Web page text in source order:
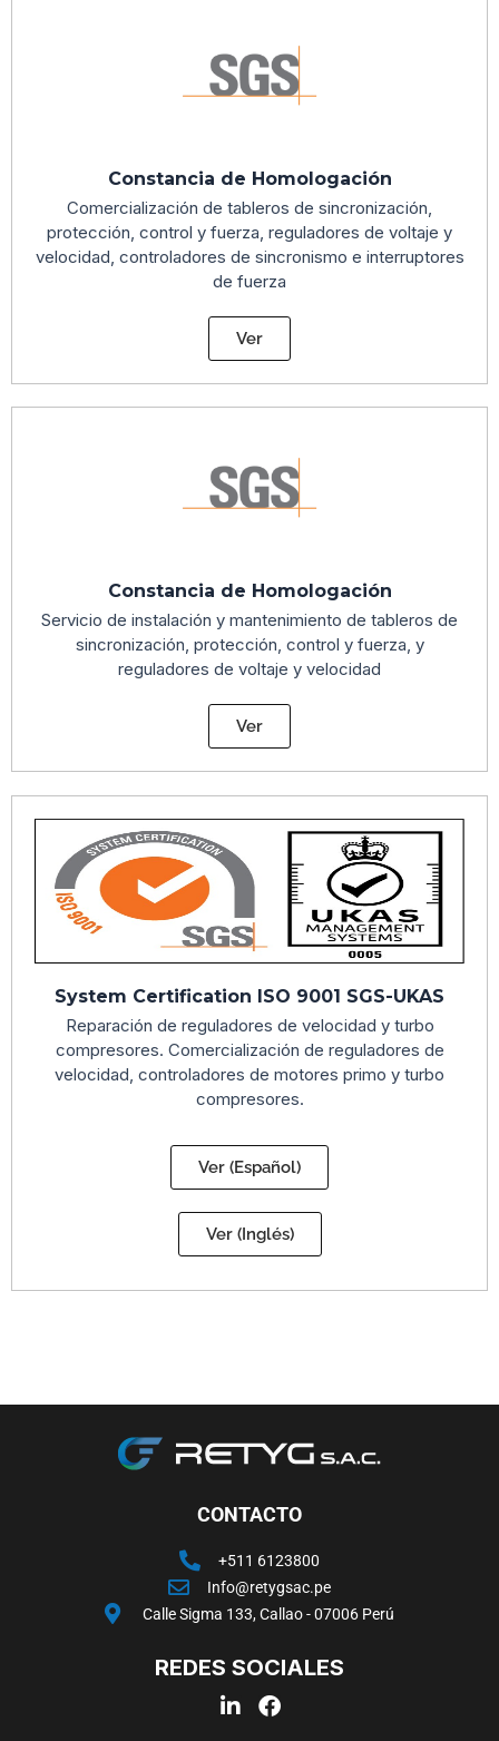
Constancia de Homologación
Comercialización de tableros de sincronización,
protección, control y fuerza, reguladores de voltaje y
velocidad, controladores de sincronismo e interruptores
de fuerza
Ver
Constancia de Homologación
Servicio de instalación y mantenimiento de tableros de
sincronización, protección, control y fuerza, y
reguladores de voltaje y velocidad
Ver
System Certification ISO 9001 SGS-UKAS
Reparación de reguladores de velocidad y turbo
compresores. Comercialización de reguladores de
velocidad, controladores de motores primo y turbo
compresores.
Ver (Español)
Ver (Inglés)
CONTACTO
+511 6123800
Info@retygsac.pe
Calle Sigma 133, Callao - 07006 Perú
REDES SOCIALES
L
F